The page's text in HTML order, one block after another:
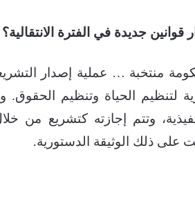
جديدة في الفترة الانتقالية؟
منتخبة … عملية إصدار
لتنظيم الحياة وتنظيم
وتتم إجازته كتشريع من
على ذلك الوثيقة الدستورية.